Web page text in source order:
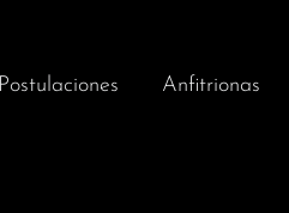
Postulaciones Anfitrionas